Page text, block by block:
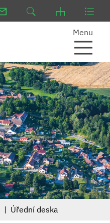
Menu
Úřední deska